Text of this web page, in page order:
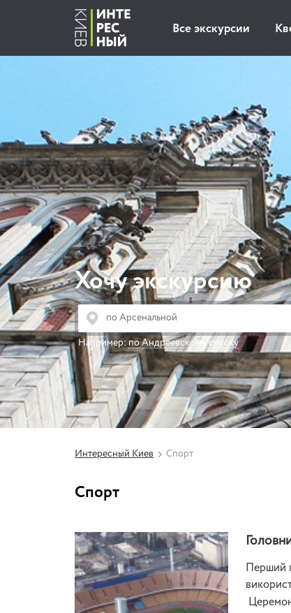
Все экскурсии
Хочу экскурсию
Например: по Андреевскому спуску
Интересный Киев Спорт
Спорт
Перший